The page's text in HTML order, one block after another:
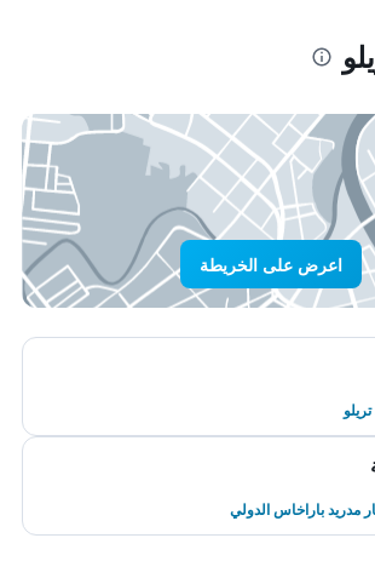
اعرض على الخريطة
مدريد باراخاس الدولي